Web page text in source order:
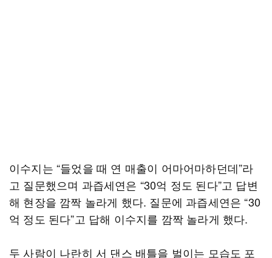
이수지는 “들었을 때 연 매출이 어마어마하던데”라
고 질문했으며 과즙세연은 “30억 정도 된다”고 답변
해 현장을 깜짝 놀라게 했다. 질문에 과즙세연은 “30
억 정도 된다”고 답해 이수지를 깜짝 놀라게 했다.
두 사람이 나란히 서 댄스 배틀을 벌이는 모습도 포